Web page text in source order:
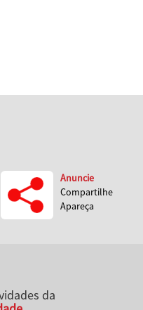
Anuncie
Compartilhe
Apareça
da